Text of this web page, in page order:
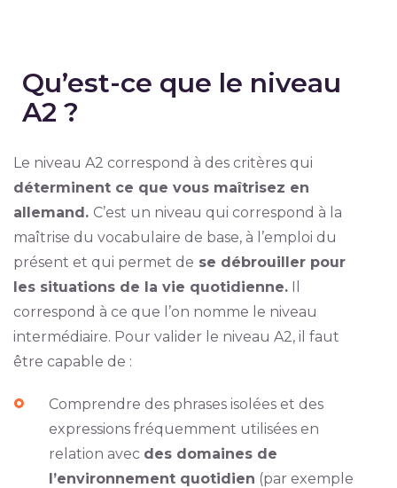
Qu’est-ce que le niveau
A2 ?
Le niveau A2 correspond à des critères qui
déterminent ce que vous maîtrisez en
allemand. C’est un niveau qui correspond à la
maîtrise du vocabulaire de base, à l’emploi du
présent et qui permet de se débrouiller pour
les situations de la vie quotidienne.Il
correspond à ce que l’on nomme le niveau
intermédiaire. Pour valider le niveau A2, il faut
être capable de :
Comprendre des phrases isolées et des
expressions fréquemment utilisées en
relation avec des domaines de
l’environnement quotidien (par exemple